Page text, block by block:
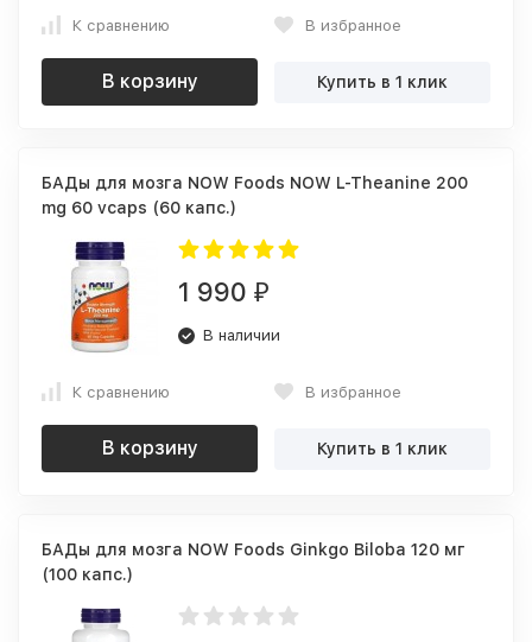
К сравнению В избранное
В корзину Купить в 1 клик
БАДы для мозга NOW Foods NOW L-Theanine 200
mg 60 vcaps (60 капс.)
1 990 ₽
В наличии
К сравнению В избранное
В корзину Купить в 1 клик
БАДы для мозга NOW Foods Ginkgo Biloba 120 мг
(100 капс.)